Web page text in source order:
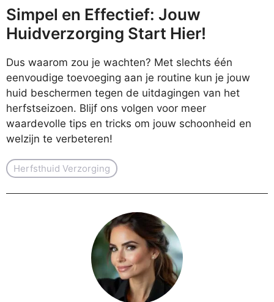
Simpel en Effectief: Jouw
Huidverzorging Start Hier!
Dus waarom zou je wachten? Met slechts één
eenvoudige toevoeging aan je routine kun je jouw
huid beschermen tegen de uitdagingen van het
herfstseizoen. Blijf ons volgen voor meer
waardevolle tips en tricks om jouw schoonheid en
welzijn te verbeteren!
Herfsthuid Verzorging